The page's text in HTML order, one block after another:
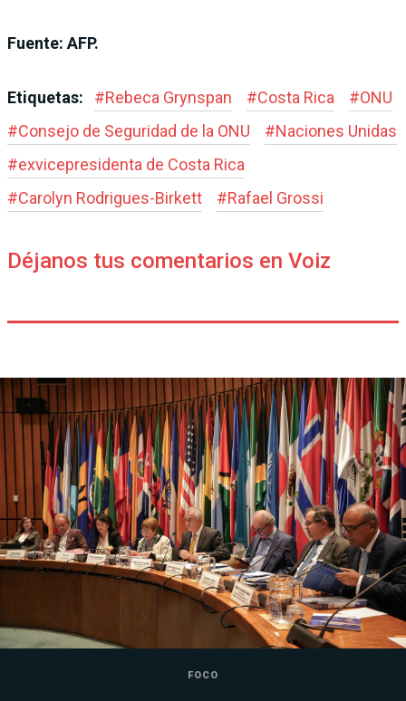
Fuente: AFP.
Etiquetas: #Rebeca Grynspan #Costa Rica #ONU
#Consejo de Seguridad de la ONU #Naciones Unidas
#exvicepresidenta de Costa Rica
#Carolyn Rodrigues-Birkett #Rafael Grossi
Déjanos tus comentarios en Voiz
FOCO